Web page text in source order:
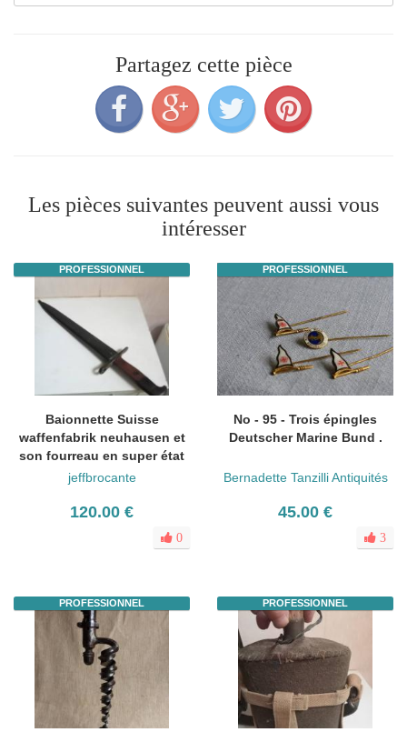
Partagez cette pièce
Les pièces suivantes peuvent aussi vous
intéresser
PROFESSIONNEL
Baionnette Suisse
waffenfabrik neuhausen et
son fourreau en super état
jeffbrocante
120.00 €
0
PROFESSIONNEL
No - 95 - Trois épingles
Deutscher Marine Bund .
Bernadette Tanzilli Antiquités
45.00 €
3
PROFESSIONNEL PROFESSIONNEL